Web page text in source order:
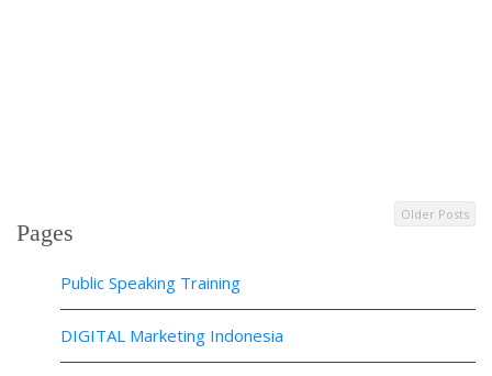
Older Posts
Pages
Public Speaking Training
DIGITAL Marketing Indonesia